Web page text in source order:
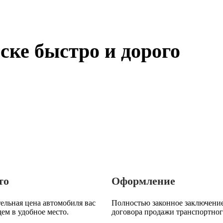
быстро и дорого
цена автомобиля вас
в удобное место.
Оформление
Полностью законное
договора продажи